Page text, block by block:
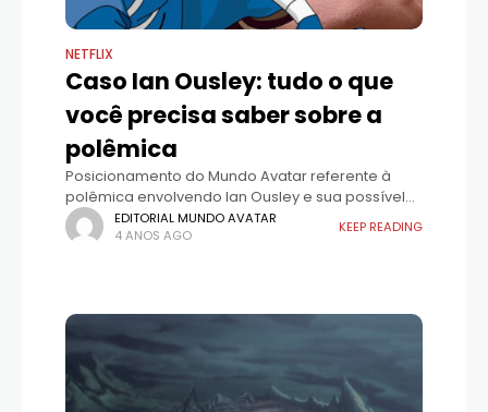
NETFLIX
Caso Ian Ousley: tudo o que
você precisa saber sobre a
polêmica
Posicionamento do Mundo Avatar referente à
polêmica envolvendo Ian Ousley e sua possível
falsificação de etnia.
EDITORIAL MUNDO AVATAR
4 ANOS AGO
KEEP READING